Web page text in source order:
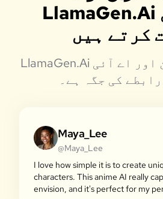
LlamaGen.Ai سے کیوں
کرتے ہیں
LlamaGen.Ai تخلیق، جنریشن اور اے آئی
کی جگہ ہے۔
Maya_Lee
@Maya_Lee
I love how simple it is to create
characters. This anime AI really
envision, and it's perfect for my